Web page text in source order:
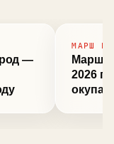
—
МАРШ
Марш
2026